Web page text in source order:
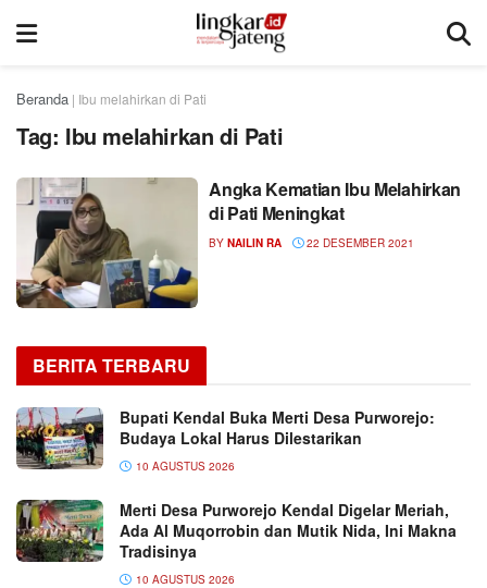
Beranda | Ibu melahirkan di Pati
Tag: Ibu melahirkan di Pati
Angka Kematian Ibu Melahirkan
di Pati Meningkat
BY NAILIN RA 22 DESEMBER 2021
BERITA TERBARU
Bupati Kendal Buka Merti Desa Purworejo:
Budaya Lokal Harus Dilestarikan
10 AGUSTUS 2026
Merti Desa Purworejo Kendal Digelar Meriah,
Ada Al Muqorrobin dan Mutik Nida, Ini Makna
Tradisinya
10 AGUSTUS 2026